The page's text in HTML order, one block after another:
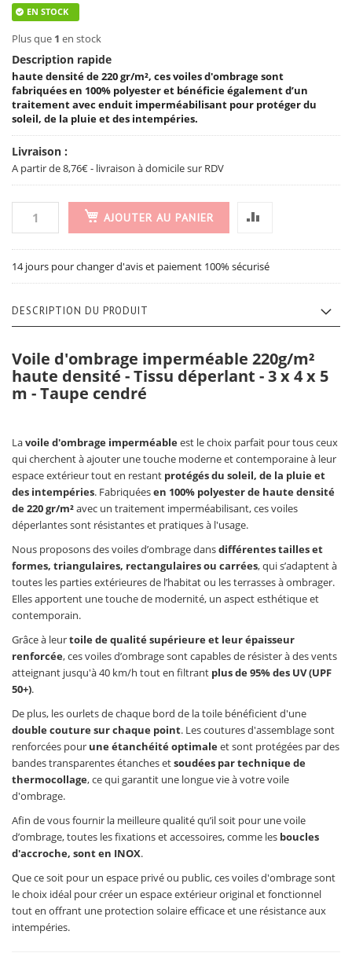
EN STOCK
Plus que 1 en stock
Description rapide
haute densité de 220 gr/m², ces voiles d'ombrage sont
fabriquées en 100% polyester et bénéficie également d’un
traitement avec enduit imperméabilisant pour protéger du
soleil, de la pluie et des intempéries.
Livraison :
A partir de 8,76€ - livraison à domicile sur RDV
AJOUTER AU PANIER
14 jours pour changer d'avis et paiement 100% sécurisé
DESCRIPTION DU PRODUIT
Voile d'ombrage imperméable 220g/m²
haute densité - Tissu déperlant - 3 x 4 x 5
m - Taupe cendré
Lavoile d'ombrage imperméableest le choix parfait pour tous ceux
qui cherchent à ajouter une touche moderne et contemporaine à leur
espace extérieur tout en restant protégés du soleil, de la pluie et
des intempéries. Fabriquéesen 100% polyester de haute densité
de 220 gr/m²avec un traitement imperméabilisant, ces voiles
déperlantes sont résistantes et pratiques à l'usage.
Nous proposons des voiles d’ombrage dansdifférentes tailles et
formes, triangulaires, rectangulaires ou carrées, qui s’adaptent à
toutes les parties extérieures de l’habitat ou les terrasses à ombrager.
Elles apportent une touche de modernité, un aspect esthétique et
contemporain.
Grâce à leurtoile de qualité supérieure et leur épaisseur
renforcée, ces voiles d’ombrage sont capables de résister à des vents
atteignant jusqu'à 40 km/h tout en filtrant plus de 95% des UV (UPF
50+).
De plus, les ourlets de chaque bord de la toile bénéficient d'une
double couture sur chaque point. Les coutures d'assemblage sont
renforcées pour une étanchéité optimaleet sont protégées par des
bandes transparentes étanches etsoudées par technique de
thermocollage, ce qui garantit une longue vie à votre voile
d'ombrage.
Afin de vous fournir la meilleure qualité qu’il soit pour une voile
d’ombrage, toutes les fixations et accessoires, comme les boucles
d'accroche, sont en INOX.
Que ce soit pour un espace privé ou public, ces voiles d'ombrage sont
le choix idéal pour créer un espace extérieur original et fonctionnel
tout en offrant une protection solaire efficace et une résistance aux
intempéries.